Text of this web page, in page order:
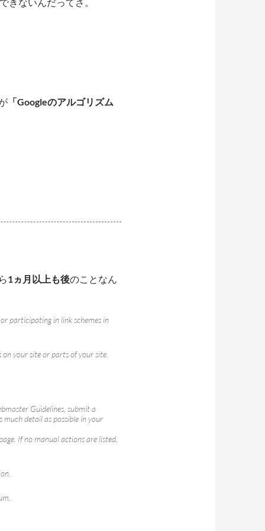
「Googleのアルゴリズム
1ヵ月以上も後のことなん
participating in link schemes in
your site or parts of your site.
Guidelines, submit a
much detail as possible in your
If no manual actions are listed,